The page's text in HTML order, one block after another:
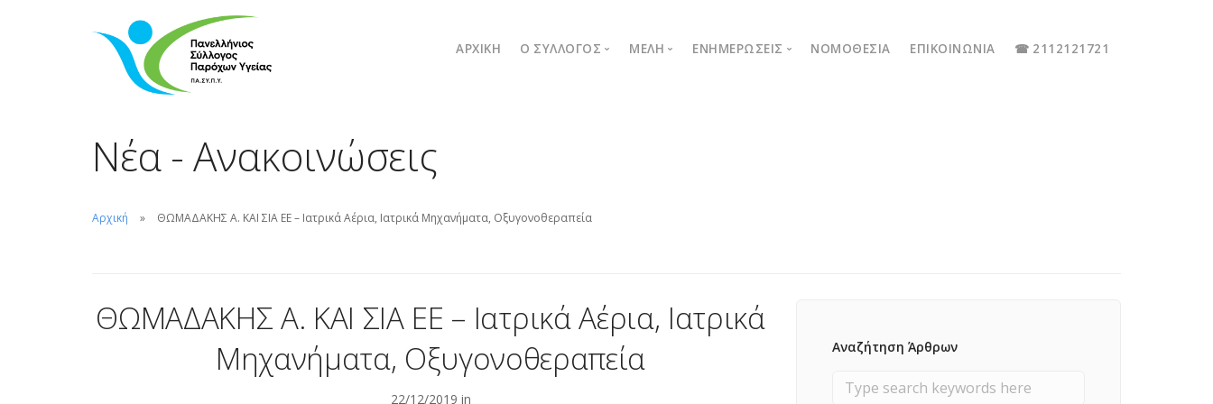
ΑΡΧΙΚΉ Ο ΣΥΛΛΟΓΟΣ
Καταστατικό
ΜΈΛΗ ΕΝΗΜΕΡΏΣΕΙΣ ΝΟΜΟΘΕΣΊΑ ΕΠΙΚΟΙΝΩΝΊΑ ☎ 2112121721
Νέα - Ανακοινώσεις
Αρχική ΘΩΜΑΔΑΚΗΣ Α. ΚΑΙ ΣΙΑ ΕΕ – Ιατρικά Αέρια, Ιατρικά Μηχανήματα, Οξυγονοθεραπεία
ΘΩΜΑΔΑΚΗΣ Α. ΚΑΙ ΣΙΑ ΕΕ – Ιατρικά Αέρια, Ιατρικά
Μηχανήματα, Οξυγονοθεραπεία
22/12/2019 in
Αναζήτηση Άρθρων